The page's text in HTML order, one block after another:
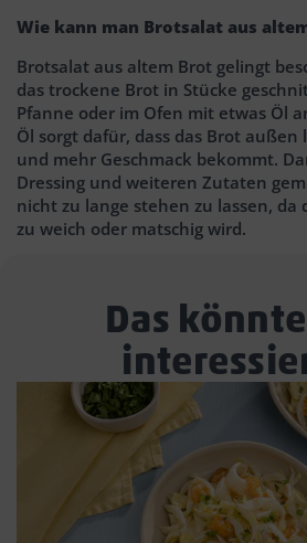
Wie kann man Brotsalat aus
Brotsalat aus altem Brot gelingt
das trockene Brot in Stücke
Pfanne oder im Ofen mit etwas Öl
Öl sorgt dafür, dass das Brot
und mehr Geschmack bekommt.
Dressing und weiteren Zutaten
nicht zu lange stehen zu lassen, da
zu weich oder matschig wird.
Das